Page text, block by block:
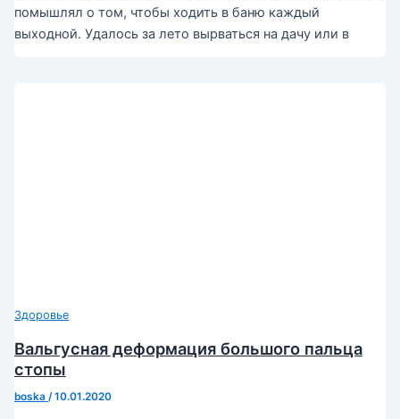
помышлял о том, чтобы ходить в баню каждый
выходной. Удалось за лето вырваться на дачу или в
Здоровье
Вальгусная деформация большого пальца
стопы
boska /10.01.2020